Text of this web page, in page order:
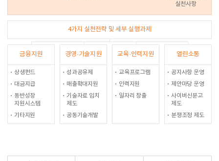
실천사항
4가지 실천전략 및 세부 실행과제
금융지원 경영·기술지원 교육·인력지원 열린소통
상생펀드
대금지급
동반성장
지원시스템
기타지원
성과공유제
매출확대지원
기술자료 임치
제도
공동기술개발
교육프로그램
인력지원
일자리 창출
공지사항 운영
제안마당 운영
사이버신문고
제도
분쟁조정 제도